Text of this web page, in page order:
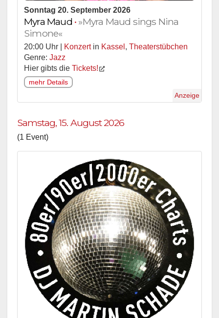
Sonntag 20. September 2026
Myra Maud • »Myra Maud sings Nina
Simone«
20:00 Uhr | Konzertin Kassel , Theaterstübchen
Genre: Jazz
Hier gibts die Tickets!
mehr Details
Anzeige
Samstag, 15. August 2026
(1 Event)